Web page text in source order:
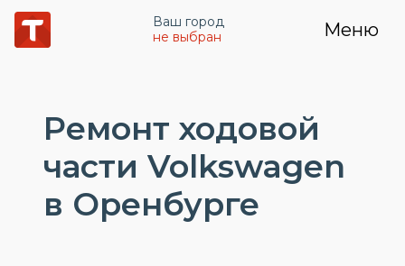
Ваш город
не выбран
Меню
Ремонт ходовой
части Volkswagen
в Оренбурге